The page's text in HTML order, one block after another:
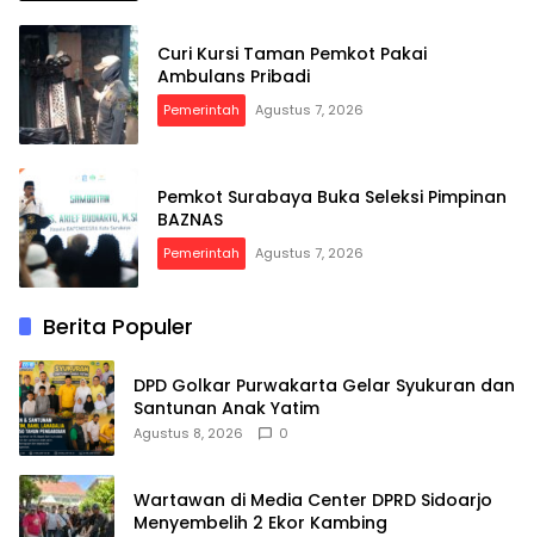
Curi Kursi Taman Pemkot Pakai
Ambulans Pribadi
Pemerintah Agustus 7, 2026
Pemkot Surabaya Buka Seleksi Pimpinan
BAZNAS
Pemerintah Agustus 7, 2026
Berita Populer
DPD Golkar Purwakarta Gelar Syukuran dan
Santunan Anak Yatim
Agustus 8, 2026 0
Wartawan di Media Center DPRD Sidoarjo
Menyembelih 2 Ekor Kambing